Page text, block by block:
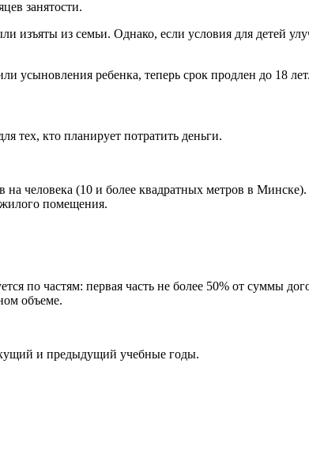
занятости.
изъяты из семьи. Однако, если условия для детей
усыновления ребенка, теперь срок продлен до 18 лет.
тех, кто планирует потратить деньги.
человека (10 и более квадратных метров в Минске).
помещения.
по частям: первая часть не более 50% от суммы
объеме.
и предыдущий учебные годы.